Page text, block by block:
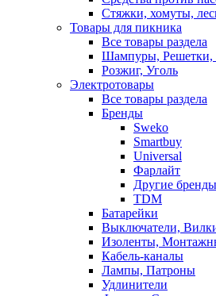
Стяжки, хомуты,
Товары для пикника
Все товары раздела
Шампуры, Решетки,
Розжиг, Уголь
Электротовары
Все товары раздела
Бренды
Sweko
Smartbuy
Universal
Фарлайт
Другие бренды
TDM
Батарейки
Выключатели,
Изоленты,
Кабель-каналы
Лампы, Патроны
Удлинители